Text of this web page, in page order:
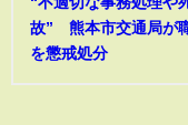
故” 熊本市交通局が
を懲戒処分